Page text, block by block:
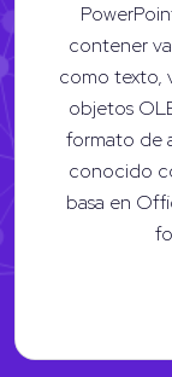
contener
como texto,
objetos
formato de
conocido
basa en